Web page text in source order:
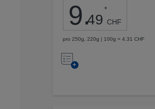
9.49
*
CHF
pro 250g, 220g | 100g = 4.31 CHF
Auf